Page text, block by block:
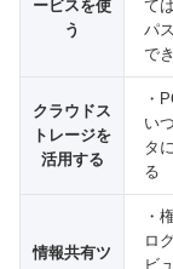
ービスを使
う
て
パ
で
クラウドス
トレージを
活用する
・
い
タ
る
情報共有ツ
・
ロ
ビ